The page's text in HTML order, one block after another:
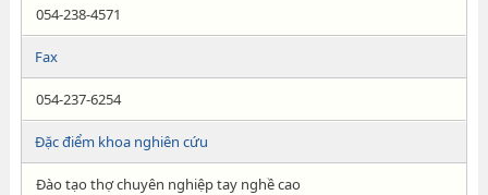
054-238-4571
Fax
054-237-6254
Đặc điểm khoa nghiên cứu
Đào tạo thợ chuyên nghiệp tay nghề cao